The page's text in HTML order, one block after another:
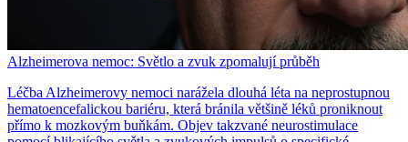
Alzheimerova nemoc: Světlo a zvuk zpomalují průběh
Léčba Alzheimerovy nemoci narážela dlouhá léta na neprostupnou
hematoencefalickou bariéru, která bránila většině léků proniknout
přímo k mozkovým buňkám. Objev takzvané neurostimulace